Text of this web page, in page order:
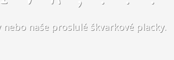
naše proslulé škvarkové placky.